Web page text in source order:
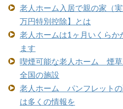
老人ホーム入居で親の家（
万円特別控除】とは
老人ホームは1ヶ月いくら
ます
喫煙可能な老人ホーム 煙草
全国の施設
老人ホーム パンフレット
は多くの情報を